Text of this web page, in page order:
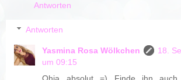
Antworten
Antworten
Yasmina Rosa Wölkchen
18.
um 09:15